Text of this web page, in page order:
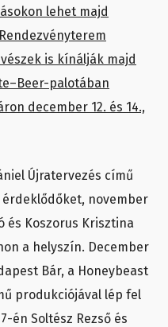
lehet majd
is kínálják majd
palotában
december 12. és 14.,
Újratervezés című
november
és Koszorus Krisztina
a helyszín. December
Bár, a Honeybeast
produkciójával lép fel
én Soltész Rezső és